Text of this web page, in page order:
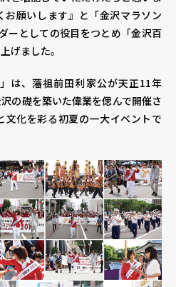
お願いします』と「金沢マラソン
ーとしての役目をつとめ「金沢百
げました。
は、藩祖前田利家公が天正11年
の礎を築いた偉業を偲んで開催さ
文化を彩る初夏の一大イベントで